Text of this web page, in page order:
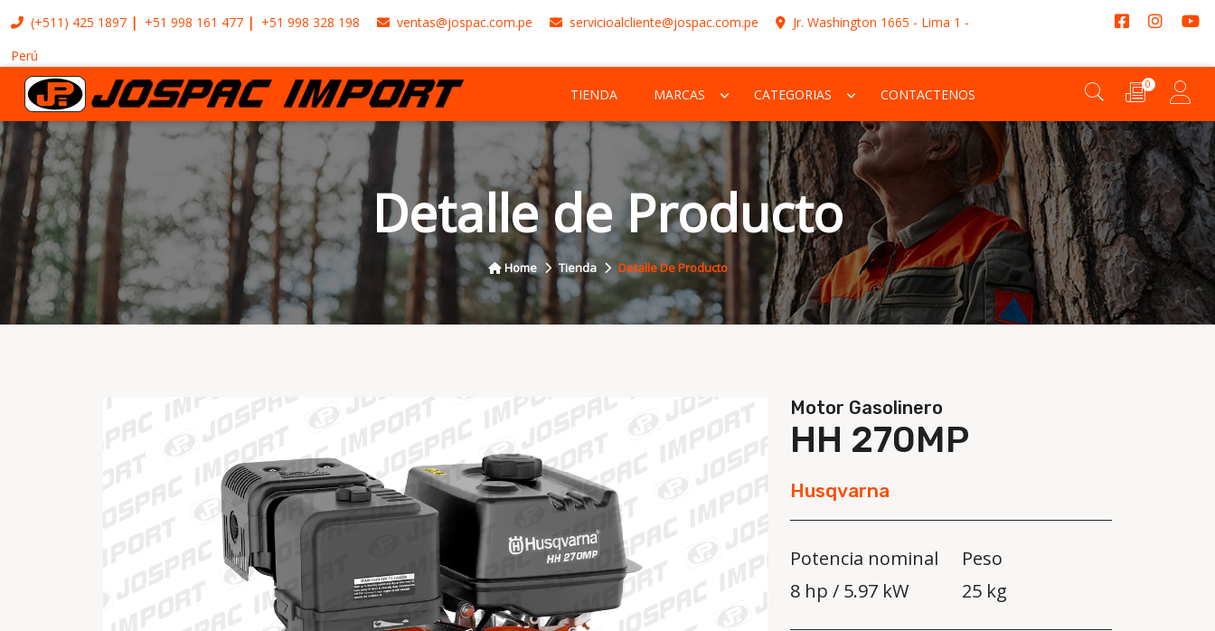
(+511) 425 1897 +51 998 161 477 +51 998 328 198 ventas@jospac.com.pe servicioalcliente@jospac.com.pe
Jr. Washington 1665 - Lima 1 -
Perú
TIENDA MARCAS CATEGORIAS CONTACTENOS
0
Detalle de Producto
Home Tienda Detalle De Producto
Motor Gasolinero
HH 270MP
Husqvarna
Potencia nominal
8 hp / 5.97 kW
Peso
25 kg